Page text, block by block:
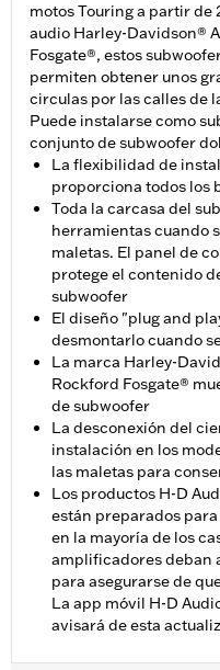
motos Touring a partir de
audio Harley-Davidson®
Fosgate®, estos
permiten obtener unos
circulas por las calles de
Puede instalarse como
conjunto de subwoofer
La flexibilidad de
proporciona todos los
Toda la carcasa del
herramientas cuando
maletas. El panel de
protege el contenido
subwoofer
El diseño "plug and
desmontarlo cuando
La marca Harley-
Rockford Fosgate®
de subwoofer
La desconexión del
instalación en los
las maletas para
Los productos H-D
están preparados
en la mayoría de los
amplificadores deban
para asegurarse de
La app móvil H-D
avisará de esta